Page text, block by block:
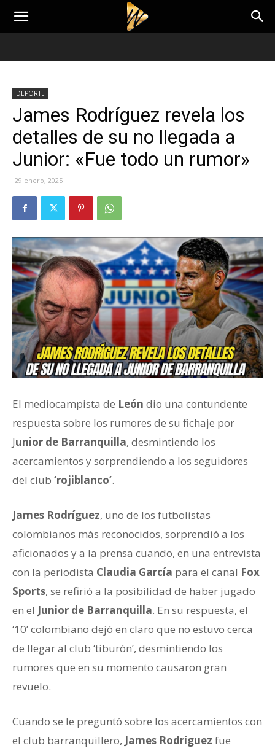
DEPORTE
James Rodríguez revela los
detalles de su no llegada a
Junior: «Fue todo un rumor»
29 enero, 2025
El mediocampista de León dio una contundente
respuesta sobre los rumores de su fichaje por
Junior de Barranquilla, desmintiendo los
acercamientos y sorprendiendo a los seguidores
del club ‘rojiblanco’.
James Rodríguez, uno de los futbolistas
colombianos más reconocidos, sorprendió a los
aficionados y a la prensa cuando, en una entrevista
con la periodista Claudia García para el canal Fox
Sports, se refirió a la posibilidad de haber jugado
en el Junior de Barranquilla. En su respuesta, el
‘10’ colombiano dejó en claro que no estuvo cerca
de llegar al club ‘tiburón’, desmintiendo los
rumores que en su momento causaron gran
revuelo.
Cuando se le preguntó sobre los acercamientos con
el club barranquillero, James Rodríguez fue